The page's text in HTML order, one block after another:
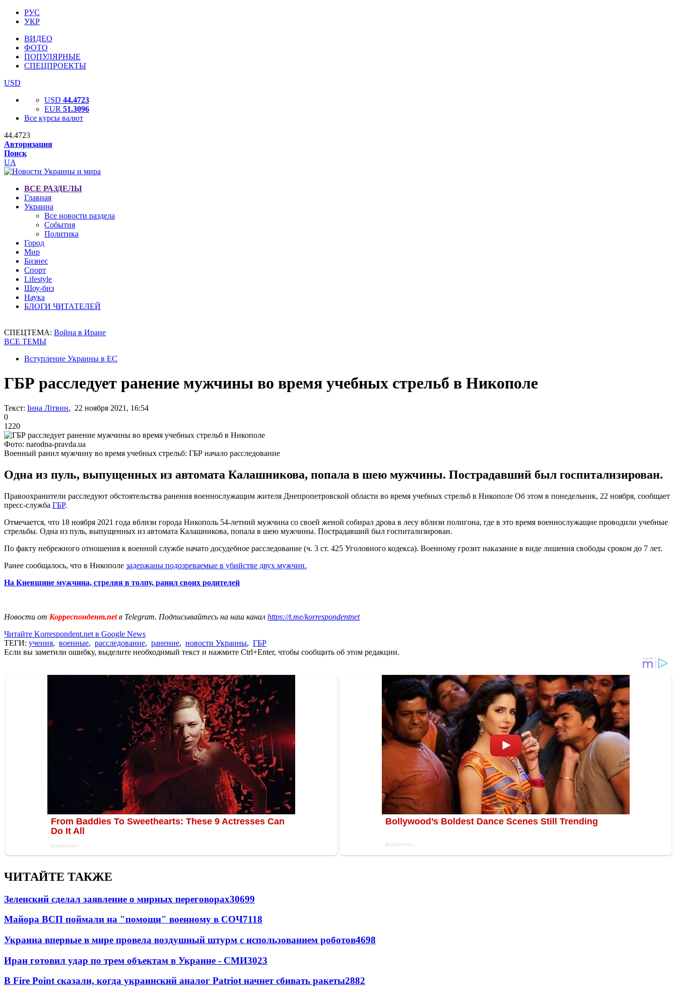
РУС
УКР
ВИДЕО
ФОТО
ПОПУЛЯРНЫЕ
СПЕЦПРОЕКТЫ
USD
USD 44.4723
EUR 51.3096
Все курсы валют
44.4723
Авторизация
Поиск
UA
ВСЕ РАЗДЕЛЫ
Главная
Украина
Все новости раздела
События
Политика
Город
Мир
Бизнес
Спорт
Lifestyle
Шоу-биз
Наука
БЛОГИ ЧИТАТЕЛЕЙ
СПЕЦТЕМА: Война в Иране
ВСЕ ТЕМЫ
Вступление Украины в ЕС
ГБР расследует ранение мужчины во время учебных стрельб в Никополе
Текст: Інна Літвин, 22 ноября 2021, 16:54
0
1220
Фото: narodna-pravda.ua
Военный ранил мужчину во время учебных стрельб: ГБР начало расследование
Одна из пуль, выпущенных из автомата Калашникова, попала в шею мужчины. Пострадавший был госпитализирован.
Правоохранители расследуют обстоятельства ранения военнослужащим жителя Днепропетровской области во время учебных стрельб в Никополе Об этом в понедельник, 22 ноября, сообщает
пресс-служба ГБР.
Отмечается, что 18 ноября 2021 года вблизи города Никополь 54-летний мужчина со своей женой собирал дрова в лесу вблизи полигона, где в это время военнослужащие проводили учебные
стрельбы. Одна из пуль, выпущенных из автомата Калашникова, попала в шею мужчины. Пострадавший был госпитализирован.
По факту небрежного отношения к военной службе начато досудебное расследование (ч. 3 ст. 425 Уголовного кодекса). Военному грозит наказание в виде лишения свободы сроком до 7 лет.
Ранее сообщалось, что в Никополе задержаны подозреваемые в убийстве двух мужчин.
На Киевщине мужчина, стреляя в толпу, ранил своих родителей
Новости от Корреспондент.netв Telegram. Подписывайтесь на наш канал https://t.me/korrespondentnet
Читайте Korrespondent.net в Google News
ТЕГИ: учения, военные, расследование, ранение, новости Украины, ГБР
Если вы заметили ошибку, выделите необходимый текст и нажмите Ctrl+Enter, чтобы сообщить об этом редакции.
ЧИТАЙТЕ ТАКЖЕ
Зеленский сделал заявление о мирных переговорах30699
Майора ВСП поймали на "помощи" военному в СОЧ7118
Украина впервые в мире провела воздушный штурм с использованием роботов4698
Иран готовил удар по трем объектам в Украине - СМИ3023
В Fire Point сказали, когда украинский аналог Patriot начнет сбивать ракеты2882